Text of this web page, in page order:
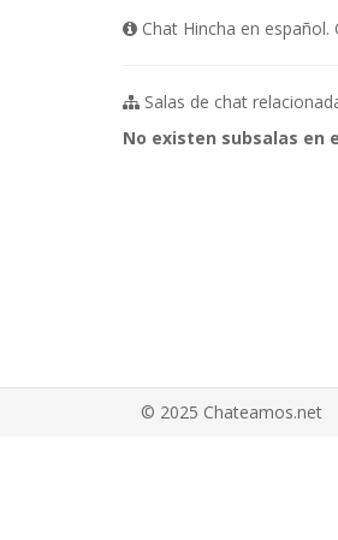
Chat Hincha en
Salas de chat
No existen subsalas en
© 2025 Chateamos.net